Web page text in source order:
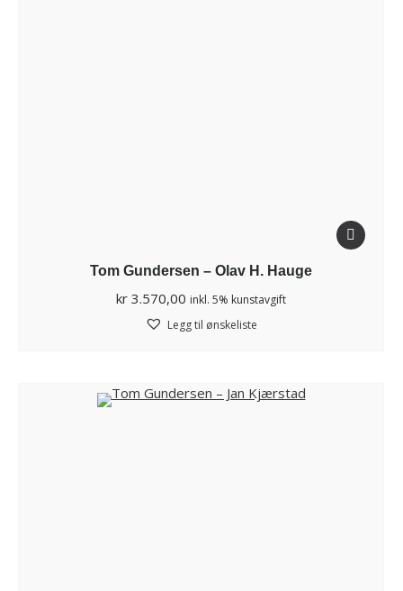
Tom Gundersen – Olav H. Hauge
kr 3.570,00 inkl. 5% kunstavgift
Legg til ønskeliste